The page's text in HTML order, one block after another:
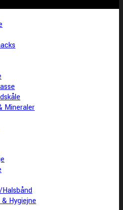
Mineraler
Hygiejne